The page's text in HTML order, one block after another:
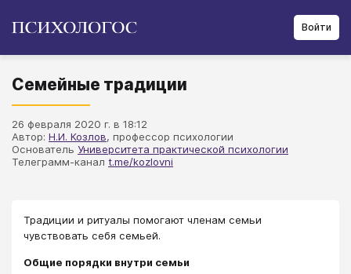
Войти
Семейные традиции
26 февраля 2020 г. в 18:12
Автор: Н.И. Козлов, профессор психологии
Основатель Университета практической психологии
Телеграмм-канал t.me/kozlovni
Традиции и ритуалы помогают членам семьи
чувствовать себя семьей.
Общие порядки внутри семьи